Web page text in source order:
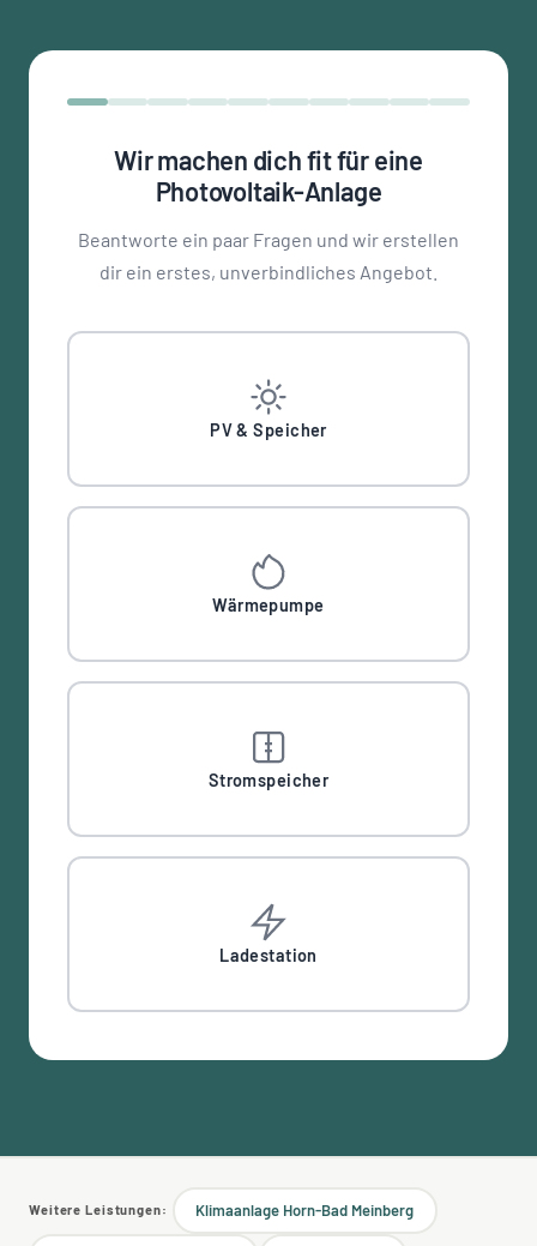
Wir machen dich fit für eine
Photovoltaik-Anlage
Beantworte ein paar Fragen und wir erstellen
dir ein erstes, unverbindliches Angebot.
PV & Speicher
Wärmepumpe
Stromspeicher
Ladestation
Weitere Leistungen: Klimaanlage Horn-Bad Meinberg